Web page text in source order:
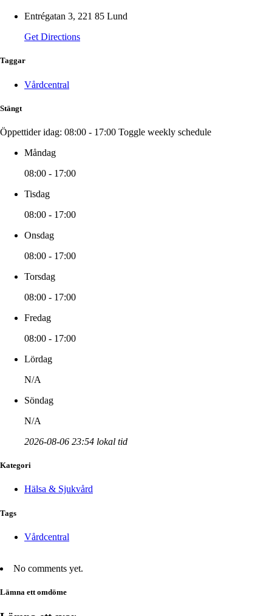
Entrégatan 3, 221 85 Lund
Get Directions
Taggar
Vårdcentral
Stängt
Öppettider idag: 08:00 - 17:00 Toggle weekly schedule
Måndag
08:00 - 17:00
Tisdag
08:00 - 17:00
Onsdag
08:00 - 17:00
Torsdag
08:00 - 17:00
Fredag
08:00 - 17:00
Lördag
N/A
Söndag
N/A
2026-08-06 23:54 lokal tid
Kategori
Hälsa & Sjukvård
Tags
Vårdcentral
No comments yet.
Lämna ett omdöme